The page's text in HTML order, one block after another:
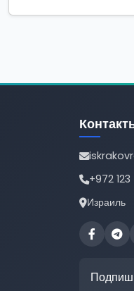
+972
Израиль